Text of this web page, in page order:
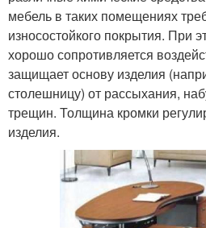
мебель в таких помещениях
износостойкого покрытия. При
хорошо сопротивляется
защищает основу изделия
столешницу) от рассыхания,
трещин. Толщина кромки
изделия.